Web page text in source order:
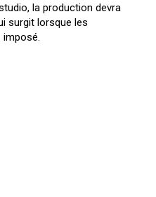
la production devra
surgit lorsque les